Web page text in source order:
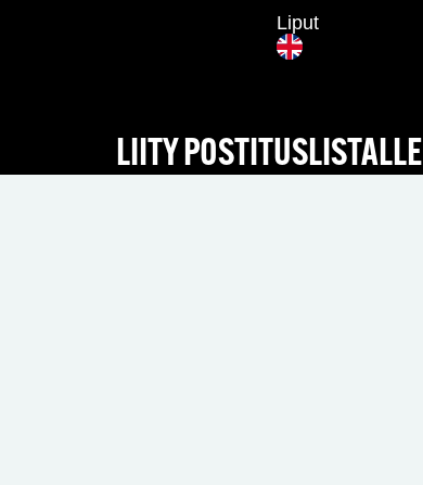
Liput
LIITY POSTITUSLISTALLE